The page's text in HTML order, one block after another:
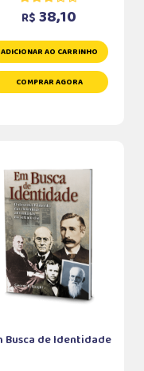
R$ 38,10
ADICIONAR AO CARRINHO
COMPRAR AGORA
Busca de Identidade